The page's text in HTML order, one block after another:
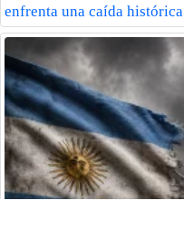
enfrenta una caída histórica